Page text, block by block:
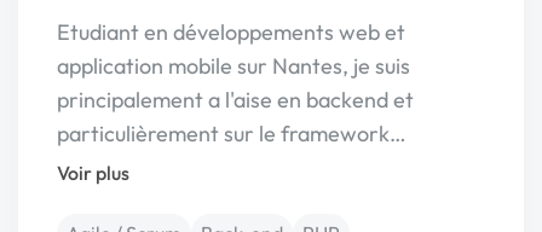
Etudiant en développements web et
application mobile sur Nantes, je suis
principalement a l'aise en backend et
particulièrement sur le framework…
Voir plus